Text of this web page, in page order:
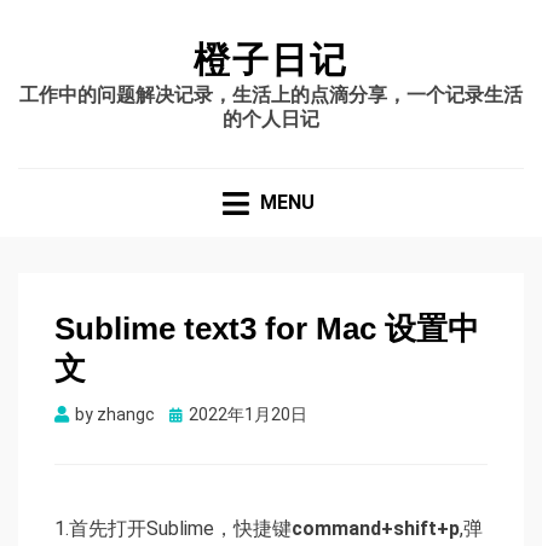
橙子日记
工作中的问题解决记录，生活上的点滴分享，一个记录生活
的个人日记
MENU
Sublime text3 for Mac 设置中
文
by zhangc
Posted
2022年1月20日
1.首先打开Sublime，快捷键command+shift+p,弹